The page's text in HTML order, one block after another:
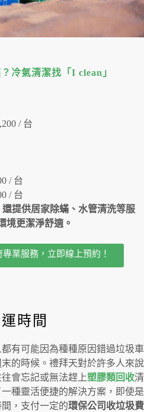
冷氣清潔找「I clean」
/ 台
/ 台
/ 台
提供居家除蟎、水管清洗等服
境更潔淨舒適。
業服務，立即線上預約！
時間
有可能因為種種原因錯過垃圾車
的時候。禮拜天對於許多人來說
會忘記或無法趕上塑膠類回收清
種靈活便捷的解決方案，即使是
，支付一定的環保公司收垃圾費